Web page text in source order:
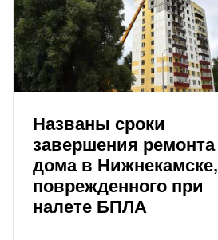
Названы сроки
завершения ремонта
дома в Нижнекамске,
поврежденного при
налете БПЛА